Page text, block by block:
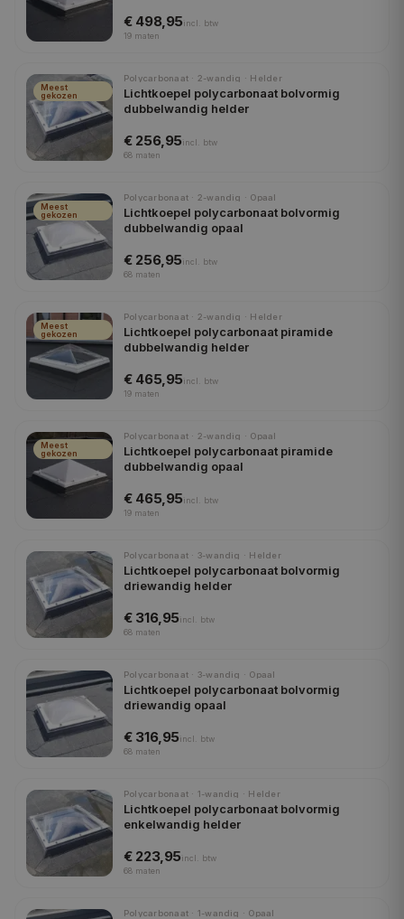
€ 498,95incl.
btw
19 maten
Meest
gekozen
Polycarbonaat · 2-wandig · Helder
Lichtkoepel polycarbonaat bolvormig
dubbelwandig helder
€ 256,95incl.
btw
68 maten
Meest
gekozen
Polycarbonaat · 2-wandig · Opaal
Lichtkoepel polycarbonaat bolvormig
dubbelwandig opaal
€ 256,95incl.
btw
68 maten
Meest
gekozen
Polycarbonaat · 2-wandig · Helder
Lichtkoepel polycarbonaat piramide
dubbelwandig helder
€ 465,95incl.
btw
19 maten
Meest
gekozen
Polycarbonaat · 2-wandig · Opaal
Lichtkoepel polycarbonaat piramide
dubbelwandig opaal
€ 465,95incl.
btw
19 maten
Polycarbonaat · 3-wandig · Helder
Lichtkoepel polycarbonaat bolvormig
driewandig helder
€ 316,95incl.
btw
68 maten
Polycarbonaat · 3-wandig · Opaal
Lichtkoepel polycarbonaat bolvormig
driewandig opaal
€ 316,95incl.
btw
68 maten
Polycarbonaat · 1-wandig · Helder
Lichtkoepel polycarbonaat bolvormig
enkelwandig helder
€ 223,95incl.
btw
68 maten
Polycarbonaat · 1-wandig · Opaal